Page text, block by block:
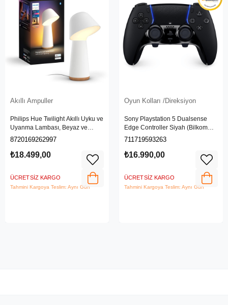
Akıllı Ampuller
Philips Hue Twilight Akıllı Uyku ve
Uyanma Lambası, Beyaz ve
Renkli Işık, Alexa, Apple Home ve
8720169262997
₺18.499,00
ÜCRETSIZ KARGO
Tahmini Kargoya Teslim: Aynı Gün
Oyun Kolları /Direksiyon
Sony Playstation 5 Dualsense
Edge Controller Siyah (Bilkom
Garantili)
711719593263
₺16.990,00
ÜCRETSIZ KARGO
Tahmini Kargoya Teslim: Aynı Gün